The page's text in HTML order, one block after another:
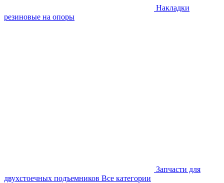
Накладки
резиновые на опоры
Запчасти для
двухстоечных подъемников Все категории